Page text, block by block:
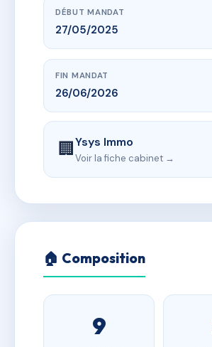
DÉBUT MANDAT
27/05/2025
FIN MANDAT
26/06/2026
🏢Ysys Immo
Voir la fiche cabinet →
🏠 Composition
9